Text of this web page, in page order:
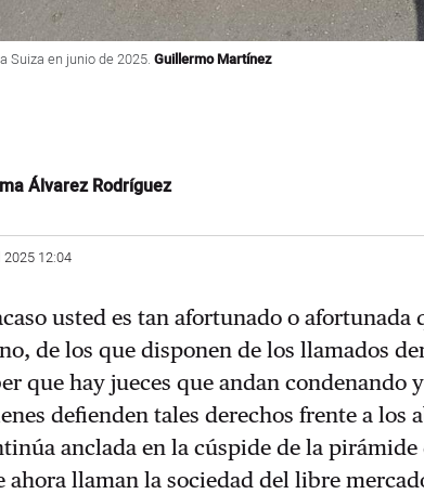
Suiza en junio de 2025. Guillermo Martínez
Álvarez Rodríguez
2025 12:04
usted es tan afortunado o
de los que disponen de los llamados
que hay jueces que andan condenando
defienden tales derechos frente a los
anclada en la cúspide de la
ahora llaman la sociedad del libre